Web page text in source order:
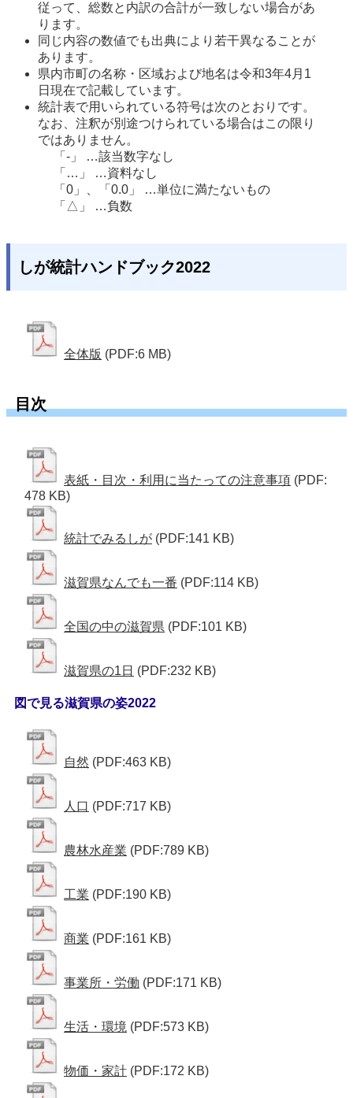
従って、総数と内訳の合計が一致しない場合があ
ります。
同じ内容の数値でも出典により若干異なることが
あります。
県内市町の名称・区域および地名は令和3年4月1
日現在で記載しています。
統計表で用いられている符号は次のとおりです。
なお、注釈が別途つけられている場合はこの限り
ではありません。
「-」 …該当数字なし
「…」 …資料なし
「0」、「0.0」 …単位に満たないもの
「△」 …負数
しが統計ハンドブック2022
全体版 (PDF:6 MB)
目次
表紙・目次・利用に当たっての注意事項 (PDF:
478 KB)
統計でみるしが (PDF:141 KB)
滋賀県なんでも一番 (PDF:114 KB)
全国の中の滋賀県 (PDF:101 KB)
滋賀県の1日 (PDF:232 KB)
図で見る滋賀県の姿2022
自然 (PDF:463 KB)
人口 (PDF:717 KB)
農林水産業 (PDF:789 KB)
工業 (PDF:190 KB)
商業 (PDF:161 KB)
事業所・労働 (PDF:171 KB)
生活・環境 (PDF:573 KB)
物価・家計 (PDF:172 KB)